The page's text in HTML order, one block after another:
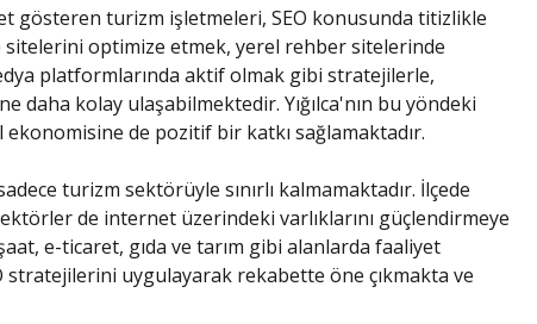
gösteren turizm işletmeleri, SEO konusunda titizlikle
sitelerini optimize etmek, yerel rehber sitelerinde
platformlarında aktif olmak gibi stratejilerle,
daha kolay ulaşabilmektedir. Yığılca'nın bu yöndeki
de pozitif bir katkı sağlamaktadır.
sadece turizm sektörüyle sınırlı kalmamaktadır. İlçede
de internet üzerindeki varlıklarını güçlendirmeye
e-ticaret, gıda ve tarım gibi alanlarda faaliyet
stratejilerini uygulayarak rekabette öne çıkmakta ve